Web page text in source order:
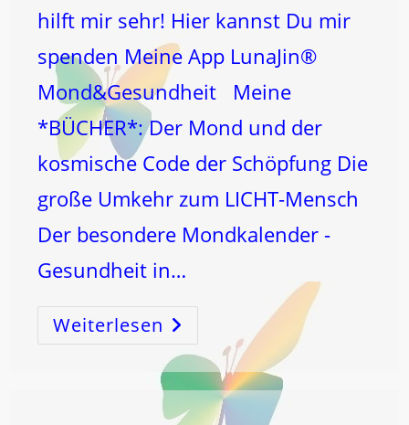
hilft mir sehr! Hier kannst Du mir
spenden Meine App LunaJin®
Mond&Gesundheit Meine
*BÜCHER*: Der Mond und der
kosmische Code der Schöpfung Die
große Umkehr zum LICHT-Mensch
Der besondere Mondkalender -
Gesundheit in…
Weiterlesen BEZIEHUNGEN
HEILEN
DICH
Und
Die
Welt!